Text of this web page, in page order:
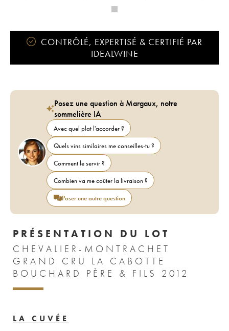
CONTRÔLÉ, EXPERTISÉ & CERTIFIÉ PAR
IDEALWINE
Posez une question à Margaux, notre
sommelière IA
Avec quel plat l'accorder ?
Quels vins similaires me conseilles-tu ?
Comment le servir ?
Combien va me coûter la livraison ?
Poser une autre question
PRÉSENTATION DU LOT
CHEVALIER-MONTRACHET
GRAND CRU LA CABOTTE
BOUCHARD PÈRE & FILS 2012
LA CUVÉE